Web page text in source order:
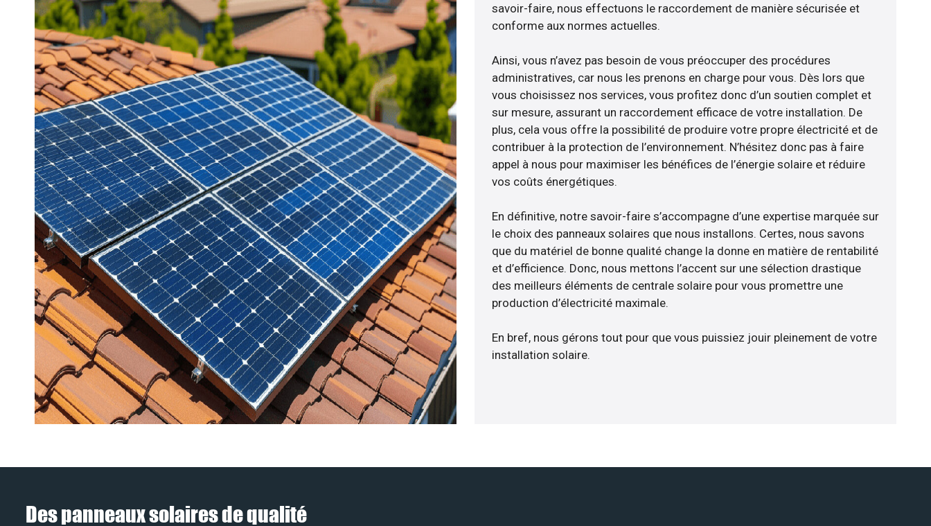
savoir-faire, nous effectuons le raccordement de manière sécurisée et
conforme aux normes actuelles.
Ainsi, vous n’avez pas besoin de vous préoccuper des procédures
administratives, car nous les prenons en charge pour vous. Dès lors que
vous choisissez nos services, vous profitez donc d’un soutien complet et
sur mesure, assurant un raccordement efficace de votre installation. De
plus, cela vous offre la possibilité de produire votre propre électricité et de
contribuer à la protection de l’environnement. N’hésitez donc pas à faire
appel à nous pour maximiser les bénéfices de l’énergie solaire et réduire
vos coûts énergétiques.
En définitive, notre savoir-faire s’accompagne d’une expertise marquée sur
le choix des panneaux solaires que nous installons. Certes, nous savons
que du matériel de bonne qualité change la donne en matière de rentabilité
et d’efficience. Donc, nous mettons l’accent sur une sélection drastique
des meilleurs éléments de centrale solaire pour vous promettre une
production d’électricité maximale.
En bref, nous gérons tout pour que vous puissiez jouir pleinement de votre
installation solaire.
Des panneaux solaires de qualité